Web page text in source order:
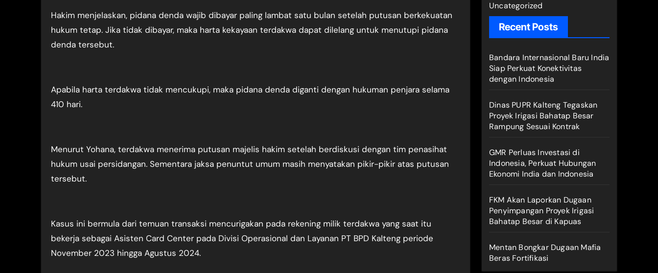
Hakim menjelaskan, pidana denda wajib dibayar paling lambat satu bulan setelah putusan berkekuatan
hukum tetap. Jika tidak dibayar, maka harta kekayaan terdakwa dapat dilelang untuk menutupi pidana
denda tersebut.
Apabila harta terdakwa tidak mencukupi, maka pidana denda diganti dengan hukuman penjara selama
410 hari.
Menurut Yohana, terdakwa menerima putusan majelis hakim setelah berdiskusi dengan tim penasihat
hukum usai persidangan. Sementara jaksa penuntut umum masih menyatakan pikir-pikir atas putusan
tersebut.
Kasus ini bermula dari temuan transaksi mencurigakan pada rekening milik terdakwa yang saat itu
bekerja sebagai Asisten Card Center pada Divisi Operasional dan Layanan PT BPD Kalteng periode
November 2023 hingga Agustus 2024.
Uncategorized
Recent Posts
Bandara Internasional Baru India
Siap Perkuat Konektivitas
dengan Indonesia
Dinas PUPR Kalteng Tegaskan
Proyek Irigasi Bahatap Besar
Rampung Sesuai Kontrak
GMR Perluas Investasi di
Indonesia, Perkuat Hubungan
Ekonomi India dan Indonesia
FKM Akan Laporkan Dugaan
Penyimpangan Proyek Irigasi
Bahatap Besar di Kapuas
Mentan Bongkar Dugaan Mafia
Beras Fortifikasi